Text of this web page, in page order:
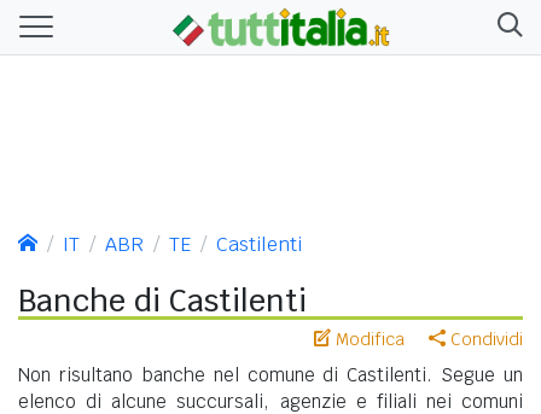
IT ABR TE Castilenti
Banche di Castilenti
Modifica Condividi
Non risultano banche nel comune di Castilenti. Segue un
elenco di alcune succursali, agenzie e filiali nei comuni